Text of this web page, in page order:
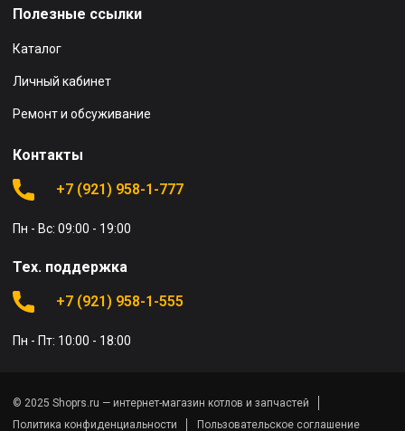
Полезные ссылки
Каталог
Личный кабинет
Ремонт и обсуживание
Контакты
+7 (921) 958-1-777
Пн - Вс: 09:00 - 19:00
Тех. поддержка
+7 (921) 958-1-555
Пн - Пт: 10:00 - 18:00
© 2025 Shoprs.ru — интернет-магазин котлов и запчастей
Политика конфиденциальности
Пользовательское соглашение